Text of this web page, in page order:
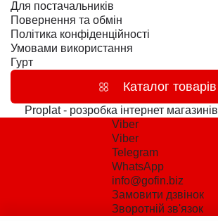
Для постачальників
Повернення та обмін
Політика конфіденційності
Умовами використання
Гурт
Каталог товарів
Proplat - розробка інтернет магазинів
Viber
Viber
Telegram
WhatsApp
info@gofin.biz
Замовити дзвінок
Зворотній зв'язок